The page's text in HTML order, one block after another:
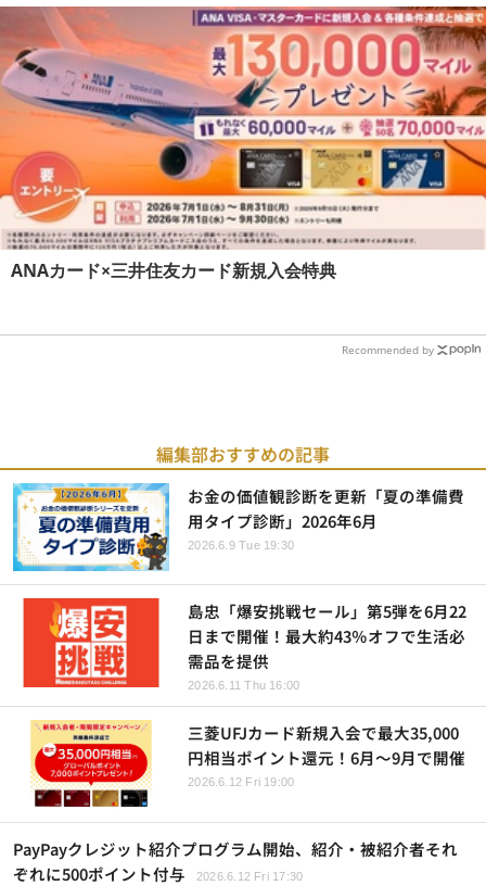
ANAカード×三井住友カード新規入会特典
Recommended by
編集部おすすめの記事
お金の価値観診断を更新「夏の準備費
用タイプ診断」2026年6月
2026.6.9 Tue 19:30
島忠「爆安挑戦セール」第5弾を6月22
日まで開催！最大約43％オフで生活必
需品を提供
2026.6.11 Thu 16:00
三菱UFJカード新規入会で最大35,000
円相当ポイント還元！6月～9月で開催
2026.6.12 Fri 19:00
PayPayクレジット紹介プログラム開始、紹介・被紹介者それ
ぞれに500ポイント付与
2026.6.12 Fri 17:30